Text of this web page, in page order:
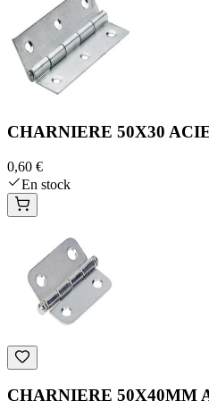
CHARNIERE 50X30
0,60 €
En stock
CHARNIERE 50X40MM